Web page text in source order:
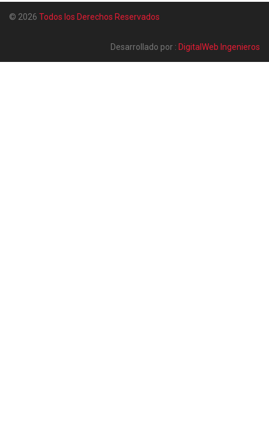
© 2026 Todos los Derechos Reservados
Desarrollado por : DigitalWeb Ingenieros